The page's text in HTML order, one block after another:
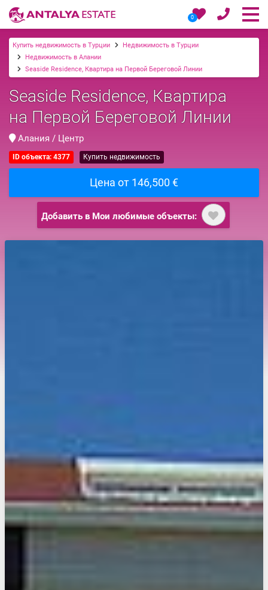
0
Купить недвижимость в Турции
Недвижимость в Турции
Недвижимость в Алании
Seaside Residence, Квартира на Первой Береговой Линии
Seaside Residence, Квартира
на Первой Береговой Линии
Алания / Центр
ID объекта: 4377 Купить недвижимость
Цена от 146,500 €
Добавить в Мои любимые объекты: